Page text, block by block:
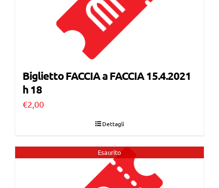
Biglietto FACCIA a FACCIA 15.4.2021
h 18
€2,00
Dettagli
Esaurito